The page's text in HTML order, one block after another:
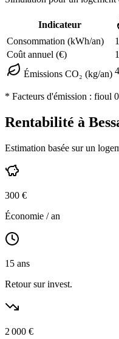
Indicateur
Consommation (kWh/an)
Coût annuel (€)
Émissions CO₂ (kg/an)
* Facteurs d'émission : fioul
Rentabilité à
Estimation basée sur un
300 €
Économie / an
15 ans
Retour sur invest.
2 000 €